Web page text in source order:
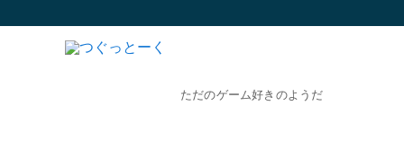
ただのゲーム好きのようだ